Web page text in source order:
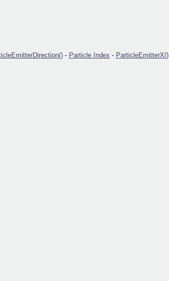
- Particle Index - ParticleEmitterX()